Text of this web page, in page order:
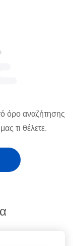
όρο αναζήτησης
τι θέλετε.